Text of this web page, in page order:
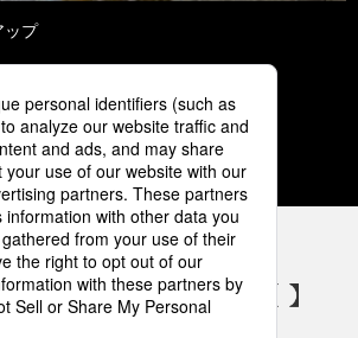
ップ
2 3 4 5
クの電気設備 SNSアカウント